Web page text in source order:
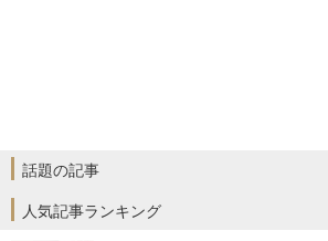
話題の記事
人気記事ランキング